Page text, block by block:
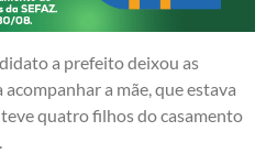
a prefeito deixou as
a mãe, que estava
quatro filhos do casamento